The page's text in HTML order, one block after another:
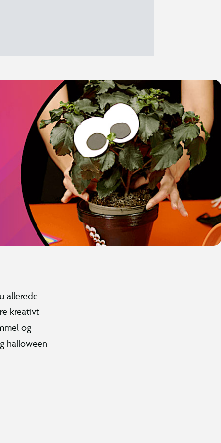
allerede
kreativt
og
halloween